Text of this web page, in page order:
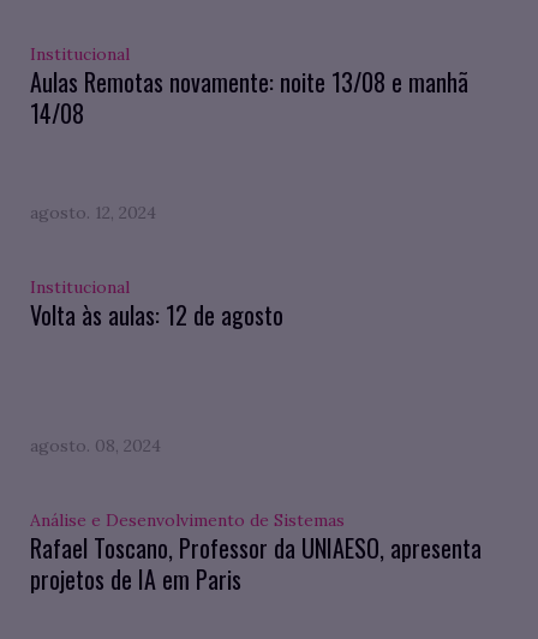
Institucional
Aulas Remotas novamente: noite 13/08 e manhã
14/08
agosto. 12, 2024
Institucional
Volta às aulas: 12 de agosto
agosto. 08, 2024
Análise e Desenvolvimento de Sistemas
Rafael Toscano, Professor da UNIAESO, apresenta
projetos de IA em Paris